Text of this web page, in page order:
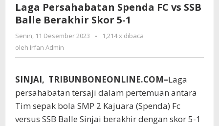
FC
vs
SSB
1
Laga Persahabatan Spenda FC vs SSB
Balle Berakhir Skor 5-1
Senin, 11 Desember 2023
oleh
-
1,214 x dibaca
oleh Irfan Admin
SINJAI, TRIBUNBONEONLINE.COM–Laga
persahabatan tersaji dalam pertemuan antara
Tim sepak bola SMP 2 Kajuara (Spenda) Fc
versus SSB Balle Sinjai berakhir dengan skor 5-1